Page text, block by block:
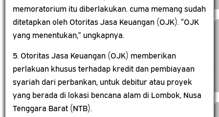
memoratorium itu diberlakukan. cuma memang sudah
ditetapkan oleh Otoritas Jasa Keuangan (OJK). “OJK
yang menentukan,” ungkapnya.
5. Otoritas Jasa Keuangan (OJK) memberikan
perlakuan khusus terhadap kredit dan pembiayaan
syariah dari perbankan, untuk debitur atau proyek
yang berada di lokasi bencana alam di Lombok, Nusa
Tenggara Barat (NTB).